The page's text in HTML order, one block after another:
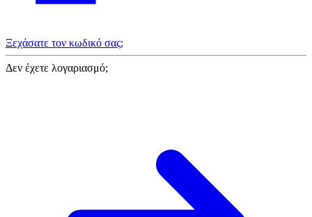
Ξεχάσατε τον κωδικό σας;
Δεν έχετε λογαριασμό;